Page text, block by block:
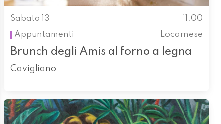
Sabato 13
11.00
Appuntamenti
Locarnese
Brunch degli Amis al forno a legna
Cavigliano